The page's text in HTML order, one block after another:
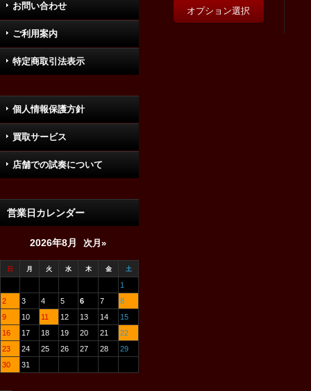
お問い合わせ
ご利用案内
特定商取引法表示
個人情報保護方針
買取サービス
店舗での試奏について
営業日カレンダー
2026年8月 次月»
日 月 火 水 木 金 土
1
2
3 4 5 6 7
8
9
10 11 12 13 14
15
16
17 18 19 20 21
22
23
24 25 26 27 28
29
30
31